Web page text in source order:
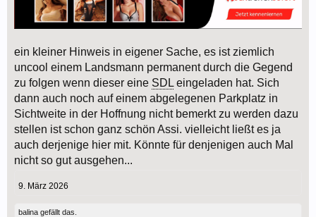
ein kleiner Hinweis in eigener Sache, es ist ziemlich
uncool einem Landsmann permanent durch die Gegend
zu folgen wenn dieser eine SDL eingeladen hat. Sich
dann auch noch auf einem abgelegenen Parkplatz in
Sichtweite in der Hoffnung nicht bemerkt zu werden dazu
stellen ist schon ganz schön Assi. vielleicht ließt es ja
auch derjenige hier mit. Könnte für denjenigen auch Mal
nicht so gut ausgehen...
9. März 2026
balina gefällt das.